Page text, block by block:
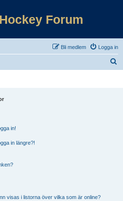
Forum
Logga in
Bli medlem
in!
in längre?!
visas i listorna över vilka som är online?